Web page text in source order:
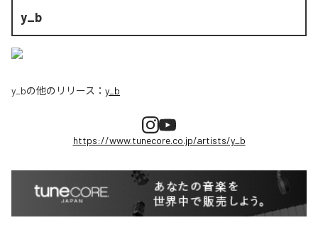
y_b
y_bの他のリリース： y_b
https://www.tunecore.co.jp/artists/y_b